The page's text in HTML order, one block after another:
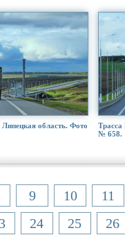
область. Фото
№ 658.
9 10 11
24 25 26